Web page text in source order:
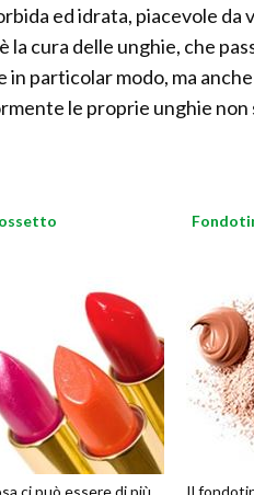
ed idrata, piacevole
la cura delle unghie, che
particolar modo, ma
le proprie unghie non